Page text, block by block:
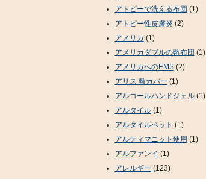
アトピーで洗える布団 (1)
アトピー性皮膚炎 (2)
アメリカ (1)
アメリカダブルの敷布団 (1)
アメリカへのEMS(2)
アリス 敷カバー (1)
アルコールハンドジェル(1)
アルタイル(1)
アルタイルベット (1)
アルティマニット使用 (1)
アルファンイ (1)
アレルギー (123)